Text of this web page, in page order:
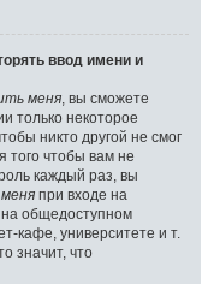
ввод имени и
меня, вы сможете
только некоторое
никто другой не смог
того чтобы вам не
каждый раз, вы
при входе на
общедоступном
кафе, университете и т.
значит, что